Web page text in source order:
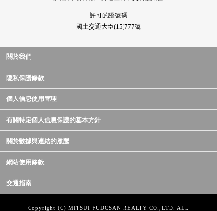
許可的證號碼
國土交通大臣(15)777號
關於我們
隱私保護條款
個人信息使用管理
有關特定個人信息保護的基本方針
關於數據與連結的履歷
網站使用條款
交通指南
Copyright (C) MITSUI FUDOSAN REALTY CO.,LTD. ALL